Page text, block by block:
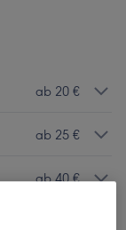
ab 20 €
ab 25 €
ab 40 €